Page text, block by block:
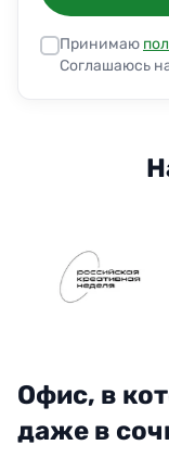
Принимаю
Соглашаюсь
Офис, в
даже в